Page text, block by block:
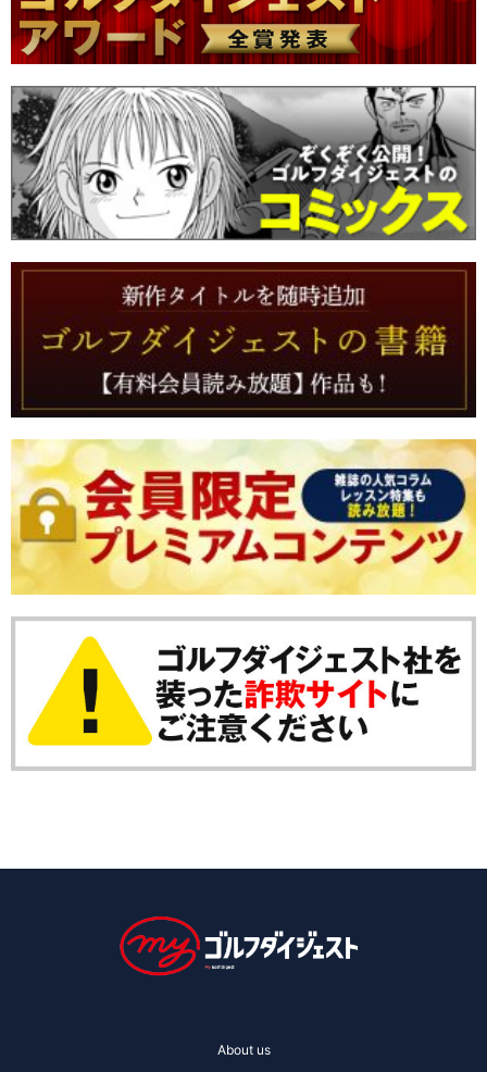
About us